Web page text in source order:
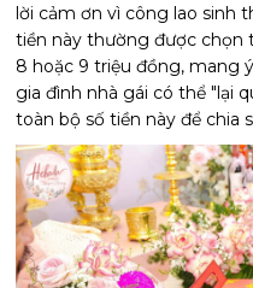
lời cảm ơn vì công lao sinh
tiền này thường được chọn
8 hoặc 9 triệu đồng, mang
gia đình nhà gái có thể "lại
toàn bộ số tiền này để chia